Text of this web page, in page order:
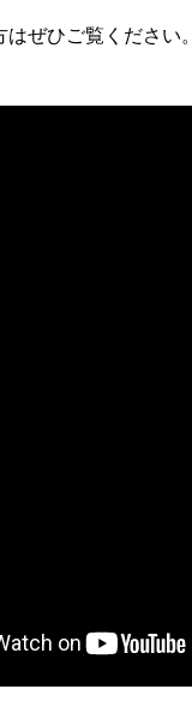
ぜひご覧ください。